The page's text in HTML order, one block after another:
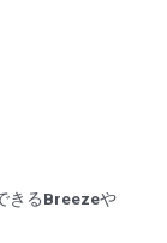
きるBreezeや